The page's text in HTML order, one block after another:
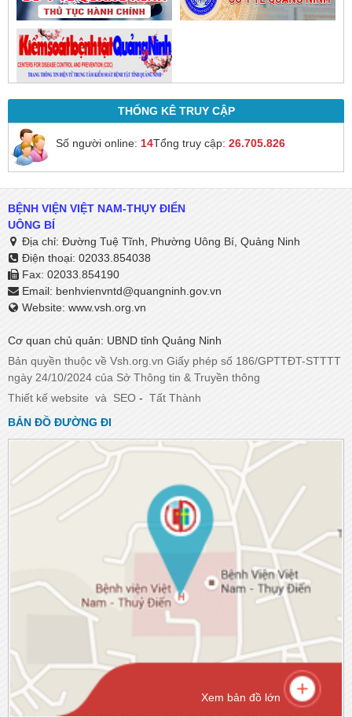
THỐNG KÊ TRUY CẬP
Số người online: 14Tổng truy cập: 26.705.826
BỆNH VIỆN VIỆT NAM-THỤY ĐIỂN
UÔNG BÍ
Địa chỉ: Đường Tuệ Tĩnh, Phường Uông Bí, Quảng Ninh
Điện thoại: 02033.854038
Fax: 02033.854190
Email: benhvienvntd@quangninh.gov.vn​​​​​​​
Website: www.vsh.org.vn
Cơ quan chủ quản: UBND tỉnh Quảng Ninh
Bản quyền thuộc về Vsh.org.vn Giấy phép số 186/GPTTĐT-STTTT
ngày 24/10/2024 của Sở Thông tin & Truyền thông
Thiết kế website và SEO - Tất Thành
BẢN ĐỒ ĐƯỜNG ĐI
Xem bản đồ lớn